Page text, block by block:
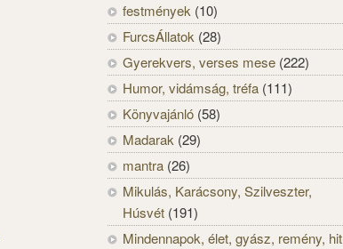
festmények (10)
FurcsÁllatok (28)
Gyerekvers, verses mese (222)
Humor, vidámság, tréfa (111)
Könyvajánló (58)
Madarak (29)
mantra (26)
Mikulás, Karácsony, Szilveszter,
Húsvét (191)
Mindennapok, élet, gyász, remény, hit